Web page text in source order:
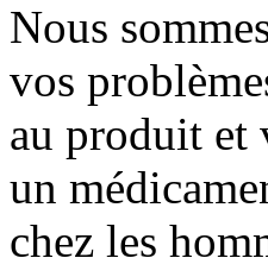
Nous
vos
au produit et
un
chez les